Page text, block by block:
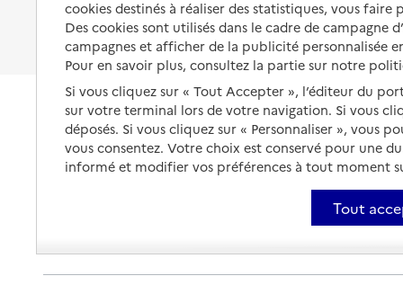
Source des données : Finess n° 190014746
Mis à jour le : 27/04/2026
Service autonomie à domicile (aide)
Service ADMR
Adresse
29 avenue de La Garenne Verte
19100-Brive-la-Gaillarde
Source des données : Finess n° 190014761
À qui s’adresser ?
Les politiques du grand âge
cookies destinés à réaliser des statistiques, vous
Des cookies sont utilisés dans le cadre de
campagnes et afficher de la publicité personnalisée
Pour en savoir plus, consultez la partie sur notre
Si vous cliquez sur « Tout Accepter », l’éditeur du
sur votre terminal lors de votre navigation. Si vous
déposés. Si vous cliquez sur « Personnaliser », vous
vous consentez. Votre choix est conservé pour une
informé et modifier vos préférences à tout moment
Tout